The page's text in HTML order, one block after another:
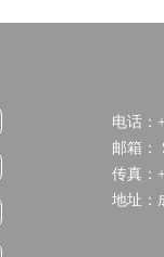
电话：
邮箱：
传真：
地址：